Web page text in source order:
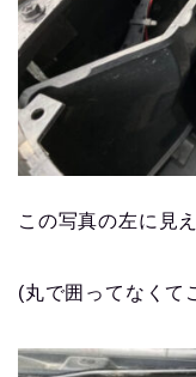
この写真の左に見
(丸で囲ってなくて